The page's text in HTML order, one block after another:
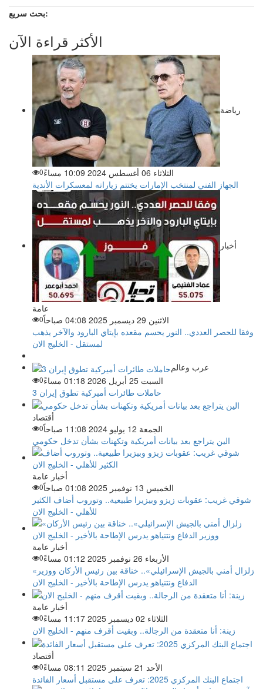
بحث سريع:
الأكثر قراءة الآن
رياضة
الثلاثاء 06 أغسطس 2024 10:09 مساءً 0
الجهاز الفني لمنتخب الإمارات يختتم زياراته لمعسكرات الأندية
أخبار
عامة
الاثنين 29 ديسمبر 2025 04:08 صباحاً
0
وفقا للحصر العددي.. النور يحسم مقعده بإيتاي البارود والآخر يذهب
لمستقل - الخليج الان
عرب وعالم
السبت 25 أبريل 2026 01:18 مساءً
0
3 حاملات طائرات أميركية تطوق إيران
أقتصاد
الجمعة 12 يوليو 2024 11:08 صباحاً
0
الين يتراجع بعد بيانات أمريكية وتكهنات بشأن تدخل حكومي
أخبار عامة
الخميس 13 نوفمبر 2025 01:08 صباحاً
0
شوقي غريب: عقوبات زيزو وبيزيرا طبيعية.. وتوروب أضاف الكثير
للأهلي - الخليج الان
أخبار عامة
الأربعاء 26 نوفمبر 2025 01:12 مساءً
0
«زلزال أمني بالجيش الإسرائيلي».. خناقة بين رئيس الأركان ووزير
الدفاع ونتنياهو يدرس الإطاحة بالأخير - الخليج الان
أخبار عامة
الثلاثاء 02 ديسمبر 2025 11:17 مساءً
0
زينة: أنا متعقدة من الرجالة.. وبقيت أقرف منهم - الخليج الان
أقتصاد
الأحد 21 سبتمبر 2025 08:11 مساءً
0
اجتماع البنك المركزي 2025: تعرف على مستقبل أسعار الفائدة